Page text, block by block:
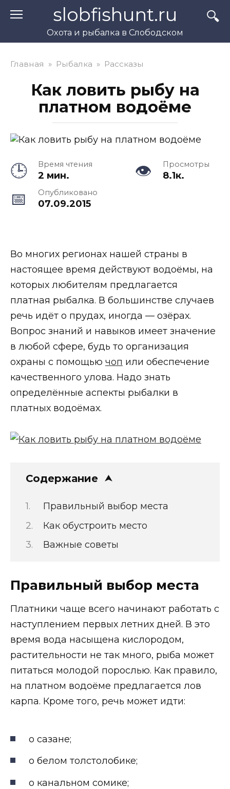
slobfishunt.ru
Охота и рыбалка в Слободском
Главная » Рыбалка » Рассказы
Как ловить рыбу на
платном водоёме
Время чтения
2 мин.
Просмотры
8.1к.
Опубликовано
07.09.2015
Во многих регионах нашей страны в
настоящее время действуют водоёмы, на
которых любителям предлагается
платная рыбалка. В большинстве случаев
речь идёт о прудах, иногда — озёрах.
Вопрос знаний и навыков имеет значение
в любой сфере, будь то организация
охраны с помощью чоп или обеспечение
качественного улова. Надо знать
определённые аспекты рыбалки в
платных водоёмах.
Содержание
Правильный выбор места
Как обустроить место
Важные советы
Правильный выбор места
Платники чаще всего начинают работать с
наступлением первых летних дней. В это
время вода насыщена кислородом,
растительности не так много, рыба может
питаться молодой порослью. Как правило,
на платном водоёме предлагается лов
карпа. Кроме того, речь может идти:
о сазане;
о белом толстолобике;
о канальном сомике;